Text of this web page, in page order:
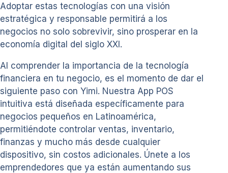
Adoptar estas tecnologías con una visión
estratégica y responsable permitirá a los
negocios no solo sobrevivir, sino prosperar en la
economía digital del siglo XXI.
Al comprender la importancia de la tecnología
financiera en tu negocio, es el momento de dar el
siguiente paso con Yimi. Nuestra App POS
intuitiva está diseñada específicamente para
negocios pequeños en Latinoamérica,
permitiéndote controlar ventas, inventario,
finanzas y mucho más desde cualquier
dispositivo, sin costos adicionales. Únete a los
emprendedores que ya están aumentando sus